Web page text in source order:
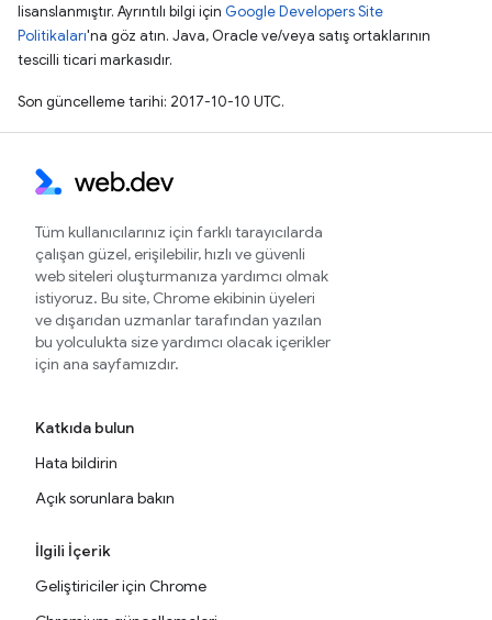
lisanslanmıştır. Ayrıntılı bilgi için Google Developers Site
Politikaları'na göz atın. Java, Oracle ve/veya satış ortaklarının
tescilli ticari markasıdır.
Son güncelleme tarihi: 2017-10-10 UTC.
Tüm kullanıcılarınız için farklı tarayıcılarda
çalışan güzel, erişilebilir, hızlı ve güvenli
web siteleri oluşturmanıza yardımcı olmak
istiyoruz. Bu site, Chrome ekibinin üyeleri
ve dışarıdan uzmanlar tarafından yazılan
bu yolculukta size yardımcı olacak içerikler
için ana sayfamızdır.
Katkıda bulun
Hata bildirin
Açık sorunlara bakın
İlgili İçerik
Geliştiriciler için Chrome